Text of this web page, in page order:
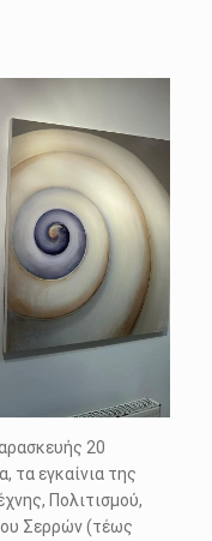
20
τα εγκαίνια της
Πολιτισμού,
Σερρών (τέως